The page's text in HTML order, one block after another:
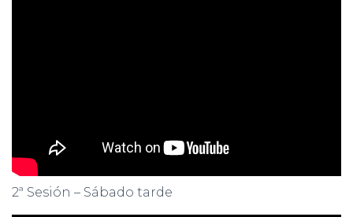
2ª Sesión – Sábado tarde